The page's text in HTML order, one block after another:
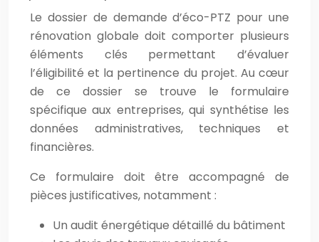
Le dossier de demande d’éco-PTZ pour une
rénovation globale doit comporter plusieurs
éléments clés permettant d’évaluer
l’éligibilité et la pertinence du projet. Au cœur
de ce dossier se trouve le formulaire
spécifique aux entreprises, qui synthétise les
données administratives, techniques et
financières.
Ce formulaire doit être accompagné de
pièces justificatives, notamment :
Un audit énergétique détaillé du bâtiment